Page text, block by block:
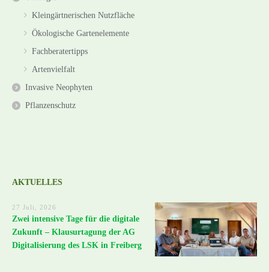
Kleingärtnerischen Nutzfläche
Ökologische Gartenelemente
Fachberatertipps
Artenvielfalt
Invasive Neophyten
Pflanzenschutz
AKTUELLES
27 Juli, 2026
Zwei intensive Tage für die digitale
Zukunft – Klausurtagung der AG
Digitalisierung des LSK in Freiberg